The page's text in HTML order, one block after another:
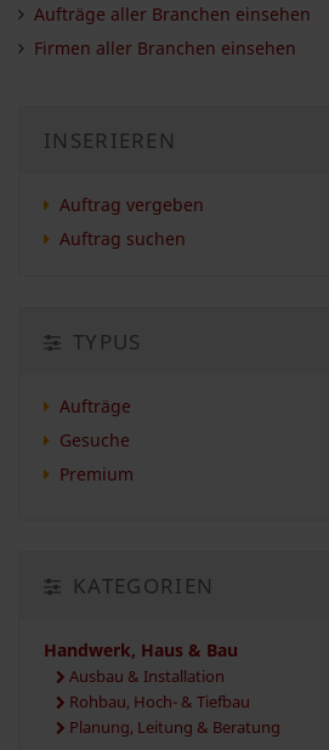
Aufträge aller Branchen einsehen
Firmen aller Branchen einsehen
INSERIEREN
Auftrag vergeben
Auftrag suchen
TYPUS
Aufträge
Gesuche
Premium
KATEGORIEN
Handwerk, Haus & Bau
Ausbau & Installation
Rohbau, Hoch- & Tiefbau
Planung, Leitung & Beratung